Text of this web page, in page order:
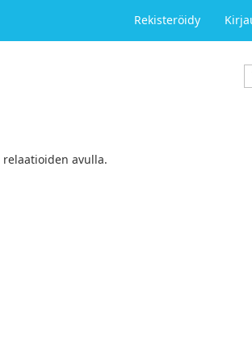
Rekisteröidy
avulla.